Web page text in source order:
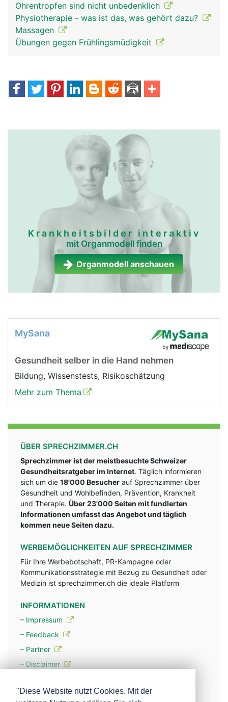
Ohrentropfen sind nicht unbedenklich
Physiotherapie - was ist das, was gehört dazu?
Massagen
Übungen gegen Frühlingsmüdigkeit
Krankheitsbilder interaktiv
mit Organmodell finden
Organmodell anschauen
MySana
Gesundheit selber in die Hand nehmen
Bildung, Wissenstests, Risikoschätzung
Mehr zum Thema
ÜBER SPRECHZIMMER.CH
Sprechzimmer ist der meistbesuchte Schweizer
Gesundheitsratgeber im Internet. Täglich informieren
sich um die 18'000 Besucher auf Sprechzimmer über
Gesundheit und Wohlbefinden, Prävention, Krankheit
und Therapie. Über 23'000 Seiten mit fundlerten
Informationen umfasst das Angebot und täglich
kommen neue Seiten dazu.
WERBEMÖGLICHKEITEN AUF SPRECHZIMMER
Für Ihre Werbebotschaft, PR-Kampagne oder
Kommunikationsstrategie mit Bezug zu Gesundheit oder
Medizin ist sprechzimmer.ch die ideale Platform
INFORMATIONEN
– Impressum
– Feedback
– Partner
– Disclaimer
"Diese Website nutzt Cookies. Mit der